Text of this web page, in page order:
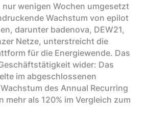
wenigen Wochen umgesetzt
Wachstum von epilot
darunter badenova, DEW21,
Netze, unterstreicht die
für die Energiewende. Das
wider: Das
im abgeschlossenen
des Annual Recurring
mehr als 120% im Vergleich zum